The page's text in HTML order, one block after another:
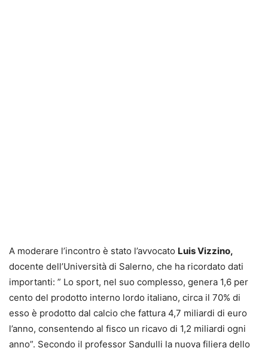
A moderare l’incontro è stato l’avvocato Luis Vizzino,
docente dell’Università di Salerno, che ha ricordato dati
importanti: ” Lo sport, nel suo complesso, genera 1,6 per
cento del prodotto interno lordo italiano, circa il 70% di
esso è prodotto dal calcio che fattura 4,7 miliardi di euro
l’anno, consentendo al fisco un ricavo di 1,2 miliardi ogni
anno”. Secondo il professor Sandulli la nuova filiera dello